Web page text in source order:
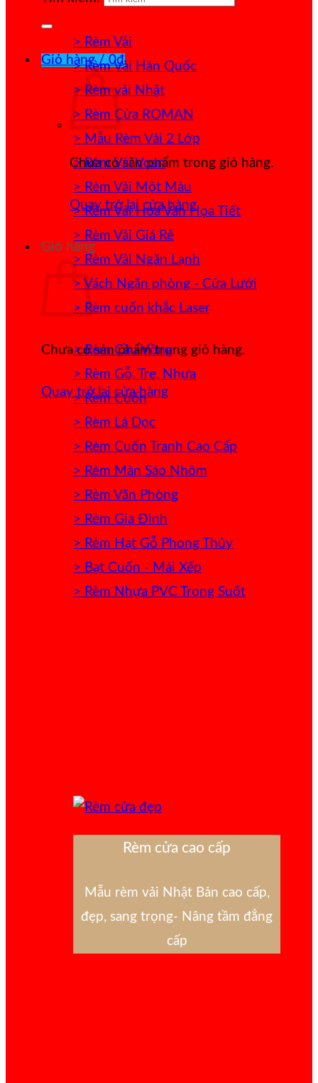
Giỏ hàng /0₫
Chưa có sản phẩm trong giỏ hàng.
Quay trở lại cửa hàng
Giỏ hàng
Chưa có sản phẩm trong giỏ hàng.
Quay trở lại cửa hàng
> Rèm Vải
> Rèm Vải Hàn Quốc
> Rèm vải Nhật
> Rèm Cửa ROMAN
> Mẫu Rèm Vải 2 Lớp
> Rèm Vải Voan
> Rèm Vải Một Màu
> Rèm Vải Hoa Văn Họa Tiết
> Rèm Vải Giá Rẻ
> Rèm Vải Ngăn Lạnh
> Vách Ngăn phòng - Cửa Lưới
> Rèm cuốn khắc Laser
> Rèm Cầu Vồng
> Rèm Gỗ, Tre, Nhựa
> Rèm Cuốn
> Rèm Lá Dọc
> Rèm Cuốn Tranh Cao Cấp
> Rèm Màn Sáo Nhôm
> Rèm Văn Phòng
> Rèm Gia Đình
> Rèm Hạt Gỗ Phong Thủy
> Bạt Cuốn - Mái Xếp
> Rèm Nhựa PVC Trong Suốt
Rèm cửa cao cấp
Mẫu rèm vải Nhật Bản cao cấp,
đẹp, sang trọng- Nâng tầm đẳng
cấp